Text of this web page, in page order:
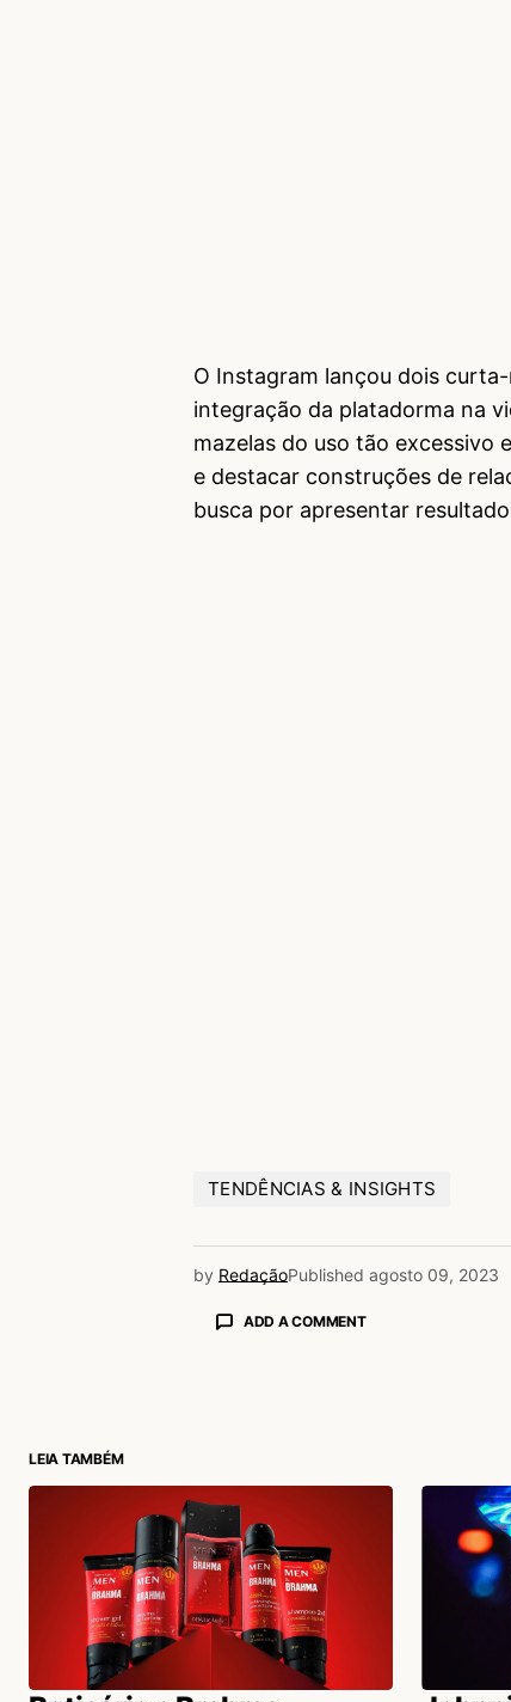
O Instagram lançou dois
integração da platadorma na
mazelas do uso tão excessivo
e destacar construções de
busca por apresentar
TENDÊNCIAS & INSIGHTS
by RedaçãoPublished agosto 09, 2023
ADD A COMMENT
LEIA TAMBÉM